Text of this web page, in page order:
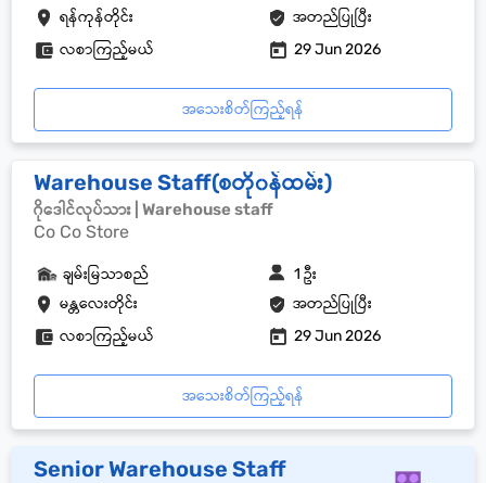
ရန်ကုန်တိုင်း
အတည်ပြုပြီး
လစာကြည့်မယ်
29 Jun 2026
အသေးစိတ်ကြည့်ရန်
Warehouse Staff(စတို၀န်ထမ်း)
ဂိုဒေါင်လုပ်သား | Warehouse staff
Co Co Store
မန္တလေးတိုင်း အတည်ပြုပြီး
ချမ်းမြသာစည် 1 ဦး
လစာကြည့်မယ် 29 Jun 2026
အသေးစိတ်ကြည့်ရန်
Senior Warehouse Staff